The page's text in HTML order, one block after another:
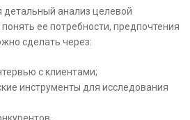
анализ целевой
ее потребности, предпочтения
сделать через:
с клиентами;
инструменты для исследования